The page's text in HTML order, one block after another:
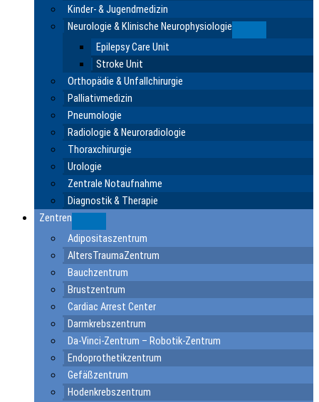
Kinder- & Jugendmedizin
Neurologie & Klinische Neurophysiologie
Epilepsy Care Unit
Stroke Unit
Orthopädie & Unfallchirurgie
Palliativmedizin
Pneumologie
Radiologie & Neuroradiologie
Thoraxchirurgie
Urologie
Zentrale Notaufnahme
Diagnostik & Therapie
Zentren
Adipositaszentrum
AltersTraumaZentrum
Bauchzentrum
Brustzentrum
Cardiac Arrest Center
Darmkrebszentrum
Da-Vinci-Zentrum – Robotik-Zentrum
Endoprothetikzentrum
Gefäßzentrum
Hodenkrebszentrum